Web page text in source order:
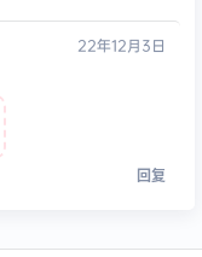
22年12月3日
回复